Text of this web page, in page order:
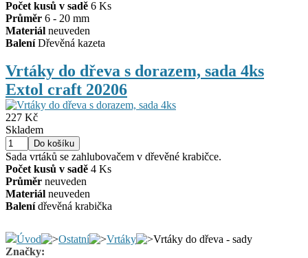
Počet kusů v sadě 6 Ks
Průměr 6 - 20 mm
Materiál neuveden
BaleníDřevěná kazeta
Vrtáky do dřeva s dorazem, sada 4ks
Extol craft 20206
227 Kč
Skladem
Sada vrtáků se zahlubovačem v dřevěné krabičce.
Počet kusů v sadě 4 Ks
Průměr neuveden
Materiál neuveden
Balenídřevěná krabička
Úvod Ostatní Vrtáky
Vrtáky do dřeva - sady
Značky: